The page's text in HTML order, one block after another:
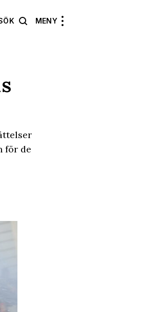
MENY
för de